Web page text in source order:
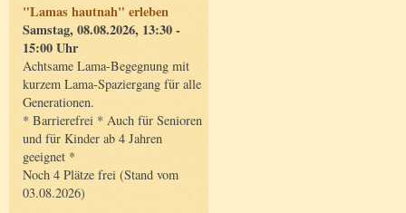
"Lamas hautnah" erleben
Samstag, 08.08.2026, 13:30 -
15:00 Uhr
Achtsame Lama-Begegnung mit
kurzem Lama-Spaziergang für alle
Generationen.
* Barrierefrei * Auch für Senioren
und für Kinder ab 4 Jahren
geeignet *
Noch 4 Plätze frei (Stand vom
03.08.2026)